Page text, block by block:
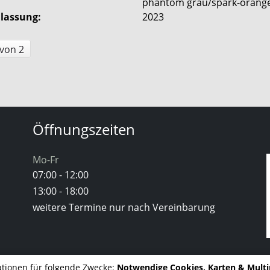
2023
2
Öffnungszeiten
Mo-Fr
07:00 - 12:00
13:00 - 18:00
weitere Termine nur nach Vereinbarung
für folgende Zwecke: Notwendige Cookies, Karten &